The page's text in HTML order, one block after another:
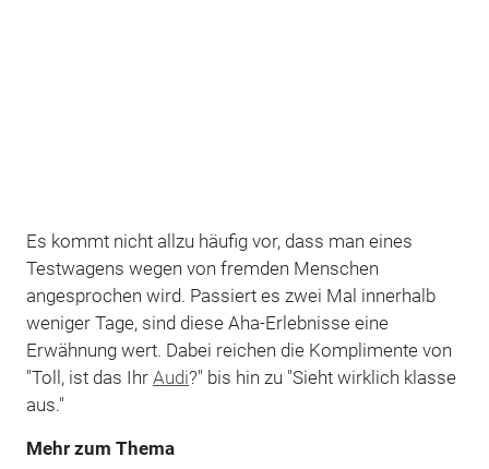
Es kommt nicht allzu häufig vor, dass man eines
Testwagens wegen von fremden Menschen
angesprochen wird. Passiert es zwei Mal innerhalb
weniger Tage, sind diese Aha-Erlebnisse eine
Erwähnung wert. Dabei reichen die Komplimente von
"Toll, ist das Ihr Audi?" bis hin zu "Sieht wirklich klasse
aus."
Mehr zum Thema